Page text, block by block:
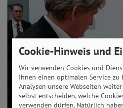
Cookie-Hinweis und
Wir verwenden Cookies und
Ihnen einen optimalen Service zu
Analysen unsere Webseiten
selbst entscheiden, welche
verwenden dürfen. Natürlich